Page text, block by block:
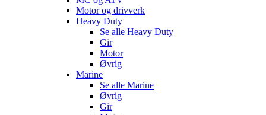
Motor og drivverk
Heavy Duty
Se alle Heavy Duty
Gir
Motor
Øvrig
Marine
Se alle Marine
Øvrig
Gir